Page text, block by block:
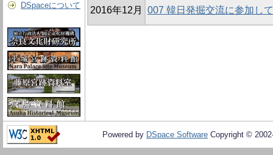
DSpaceについて
2016年12月 007 韓日発掘交流に参加して
Powered by DSpace Software Copyright ©